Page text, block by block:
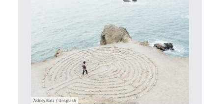
Ashley Batz / Unsplash